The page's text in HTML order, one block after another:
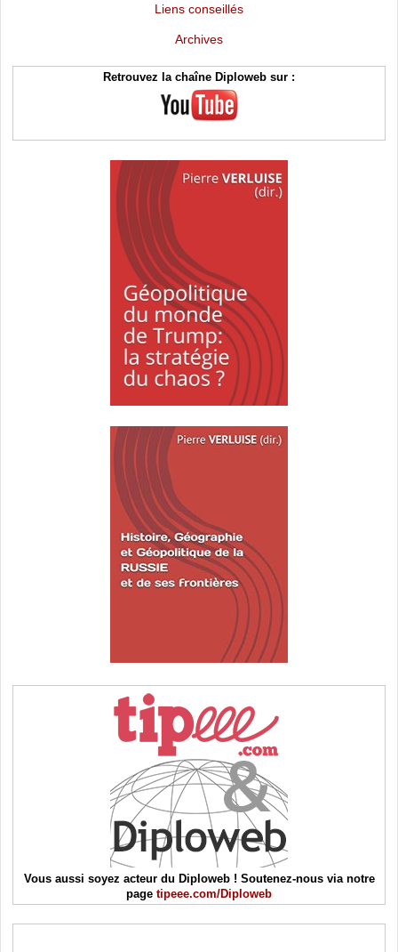
Liens conseillés
Archives
Retrouvez la chaîne Diploweb sur :
Vous aussi soyez acteur du Diploweb ! Soutenez-nous via notre
page tipeee.com/Diploweb